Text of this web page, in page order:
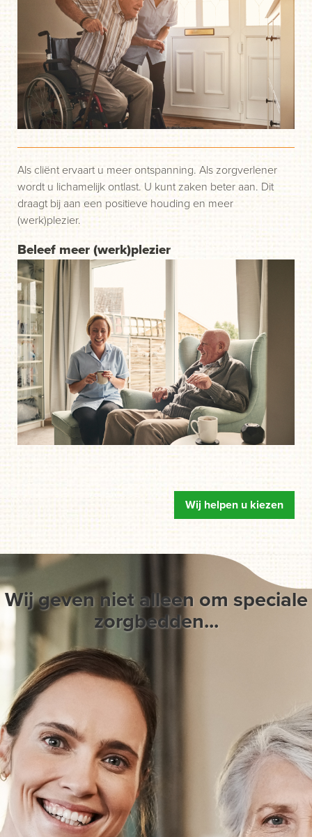
Beleef meer (werk)plezier
Als cliënt ervaart u meer ontspanning. Als zorgverlener
wordt u lichamelijk ontlast. U kunt zaken beter aan. Dit
draagt bij aan een positieve houding en meer
(werk)plezier.
Wij helpen u kiezen
Wij geven niet alleen om speciale
zorgbedden...